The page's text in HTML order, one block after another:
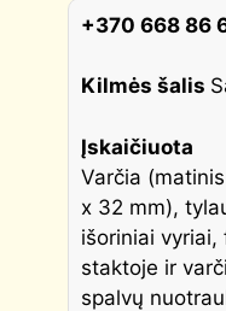
+370 668 86
Kilmės šalis
Įskaičiuota
Varčia
x 32 mm),
išoriniai vyriai,
staktoje ir
spalvų